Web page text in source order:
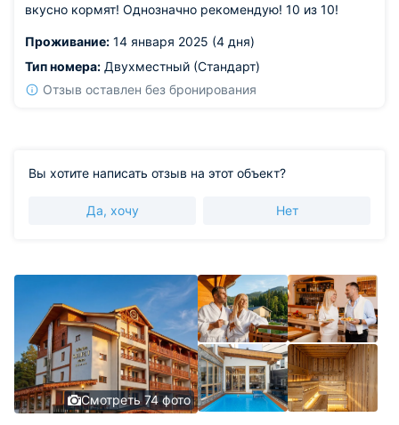
вкусно кормят! Однозначно рекомендую! 10 из 10!
Проживание: 14 января 2025 (4 дня)
Тип номера: Двухместный (Стандарт)
Отзыв оставлен без бронирования
Вы хотите написать отзыв на этот объект?
Да, хочу Нет
Смотреть 74 фото